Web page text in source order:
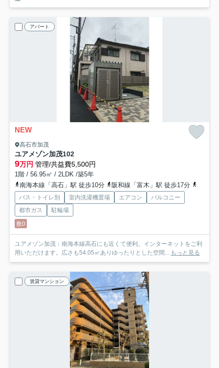
アパート
NEW
高石市加茂
ユアメゾン加茂102
9万円 管理/共益費5,500円
1階 / 56.95㎡ / 2LDK /築5年
南海本線「高石」駅 徒歩10分
阪和線「富木」駅 徒歩17分
バス・トイレ別 室内洗濯機置場 エアコン
バルコニー
都市ガス
駐輪場
敷0
ユアメゾン加茂：南海本線高石にも近くて便利。インターネットをご利
用いただけます。広さも54.05㎡ありゆったりとした空間... もっと見る
賃貸マンション